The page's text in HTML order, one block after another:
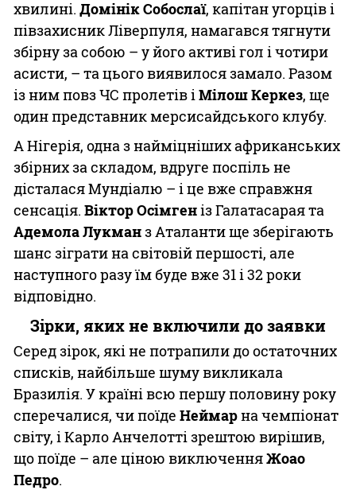
хвилині. Домінік Собослаї, капітан угорців і
півзахисник Ліверпуля, намагався тягнути
збірну за собою – у його активі гол і чотири
асисти, – та цього виявилося замало. Разом
із ним повз ЧС пролетів іМілош Керкез, ще
один представник мерсисайдського клубу.
А Нігерія, одна з найміцніших африканських
збірних за складом, вдруге поспіль не
дісталася Мундіалю – і це вже справжня
сенсація. Віктор Осімгеніз Галатасарая та
Адемола Лукманз Аталанти ще зберігають
шанс зіграти на світовій першості, але
наступного разу їм буде вже 31 і 32 роки
відповідно.
Зірки, яких не включили до заявки
Серед зірок, які не потрапили до остаточних
списків, найбільше шуму викликала
Бразилія. У країні всю першу половину року
сперечалися, чи поїде Неймарна чемпіонат
світу, і Карло Анчелотті зрештою вирішив,
що поїде – але ціною виключенняЖоао
Педро.